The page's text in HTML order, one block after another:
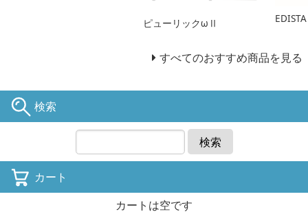
ピューリックωⅡ
すべてのおすすめ商品を見る
検索
検索
カート
カートは空です